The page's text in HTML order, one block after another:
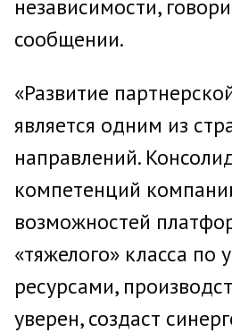
независимости,
сообщении.
«Развитие
является одним из
направлений.
компетенций
возможностей
«тяжелого» класса по
ресурсами,
уверен, создаст